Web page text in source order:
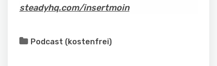
steadyhq.com/insertmoin
Podcast (kostenfrei)